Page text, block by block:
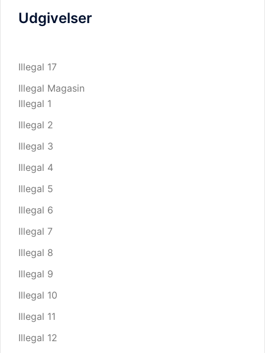
Udgivelser
Illegal 17
Illegal Magasin
Illegal 1
Illegal 2
Illegal 3
Illegal 4
Illegal 5
Illegal 6
Illegal 7
Illegal 8
Illegal 9
Illegal 10
Illegal 11
Illegal 12